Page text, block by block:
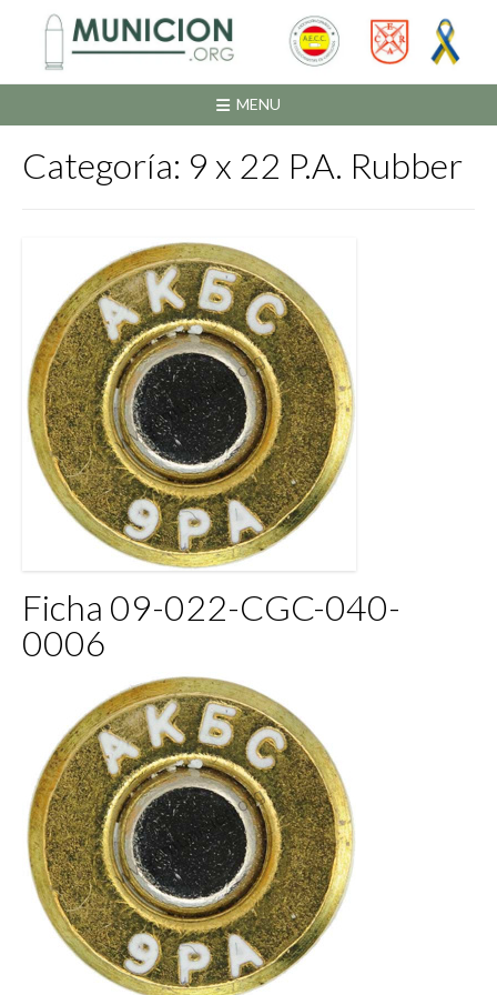
contenido
MENU
Categoría: 9 x 22 P.A. Rubber
Ficha 09-022-CGC-040-
0006